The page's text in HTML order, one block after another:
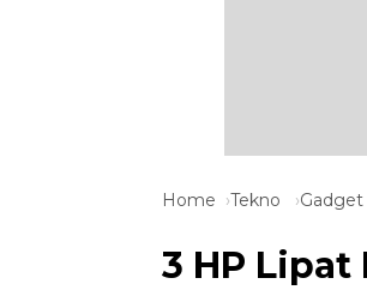
Home Tekno Gadget
3 HP